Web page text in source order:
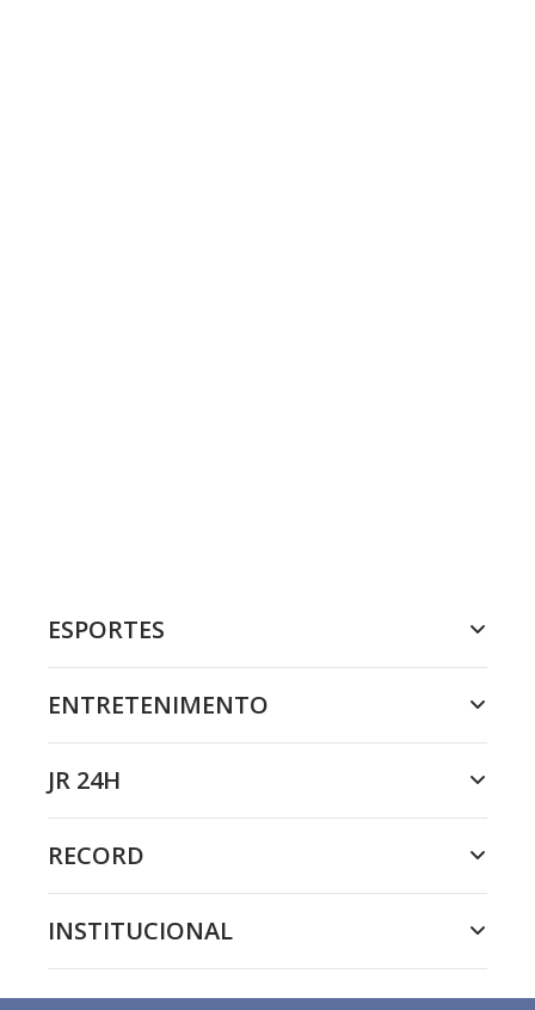
ESPORTES
ENTRETENIMENTO
JR 24H
RECORD
INSTITUCIONAL